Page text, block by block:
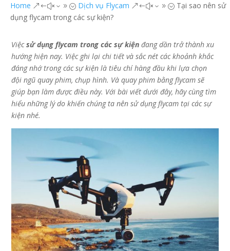
Home &#x39; Dịch vụ Flycam &#x39; Tại sao nên sử
dụng flycam trong các sự kiện?
Việcsử dụng flycam trong các sự kiện đang dần trở thành xu
hướng hiện nay. Việc ghi lại chi tiết và sắc nét các khoảnh khắc
đáng nhớ trong các sự kiện là tiêu chí hàng đầu khi lựa chọn
đội ngũ quay phim, chụp hình. Và quay phim bằng flycam sẽ
giúp bạn làm được điều này. Với bài viết dưới đây, hãy cùng tìm
hiểu những lý do khiến chúng ta nên sử dụng flycam tại các sự
kiện nhé.